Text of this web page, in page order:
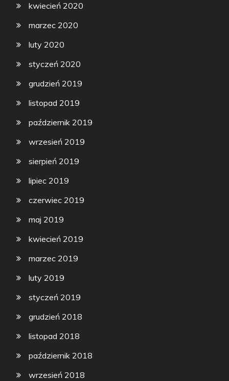
kwiecień 2020
marzec 2020
luty 2020
styczeń 2020
grudzień 2019
listopad 2019
październik 2019
wrzesień 2019
sierpień 2019
lipiec 2019
czerwiec 2019
maj 2019
kwiecień 2019
marzec 2019
luty 2019
styczeń 2019
grudzień 2018
listopad 2018
październik 2018
wrzesień 2018